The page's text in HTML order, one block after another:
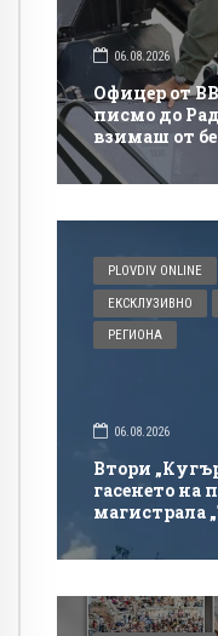
06.08.2026
Офицер от
писмо до
взимаш от
богатите?
PLOVDIV ONLINE
ЕКСКЛУЗИВНО
РЕГИОНА
06.08.2026
Втори
гасенето на
магистрала